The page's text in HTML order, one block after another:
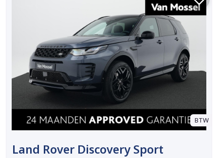
BTW
Land Rover Discovery Sport